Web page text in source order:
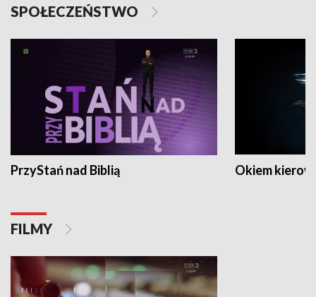
SPOŁECZEŃSTWO
PrzyStań nad Biblią Okiem
FILMY